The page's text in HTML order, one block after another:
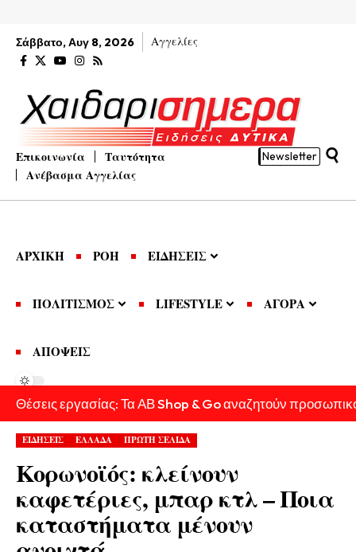
Σάββατο, Αυγ 8, 2026 Αγγελίες
Επικοινωνία
Ταυτότητα
Ανέβασμα Αγγελίας
Newsletter
ΑΡΧΙΚΗ ΡΟΗ ΕΙΔΗΣΕΙΣ
ΠΟΛΙΤΙΣΜΟΣ LIFESTYLE ΑΓΟΡΑ
ΑΠΟΨΕΙΣ
Θέσεις εργασίας: Τα ΑΒ Shop & Go αναζητούν
ΕΙΔΗΣΕΙΣ ΕΛΛΑΔΑ ΠΡΩΤΗ ΣΕΛΙΔΑ
Κορωνοϊός: κλείνουν
καφετέριες, μπαρ κτλ – Ποια
καταστήματα μένουν